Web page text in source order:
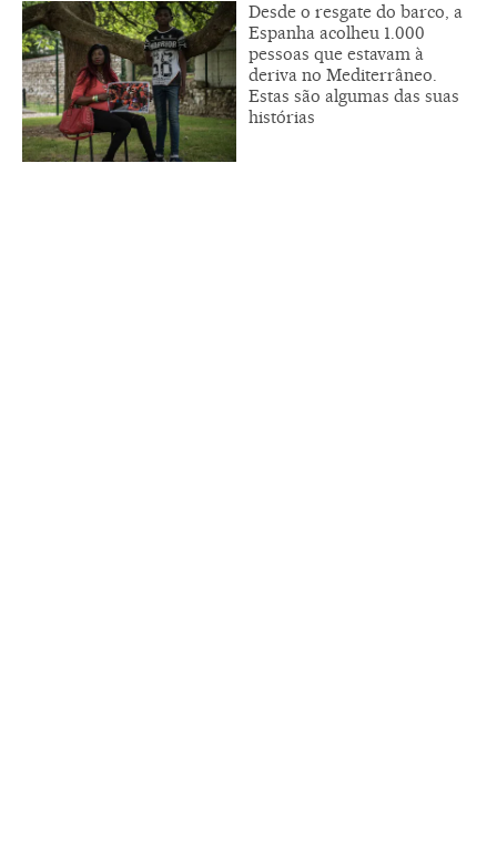
Desde o resgate do barco, a
Espanha acolheu 1.000
pessoas que estavam à
deriva no Mediterrâneo.
Estas são algumas das suas
histórias